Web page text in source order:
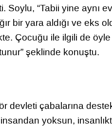
“Tabii yine aynı
bir yara aldığı ve eks
Çocuğu ile ilgili de
şeklinde konuştu.
devleti çabalarına
yoksun,